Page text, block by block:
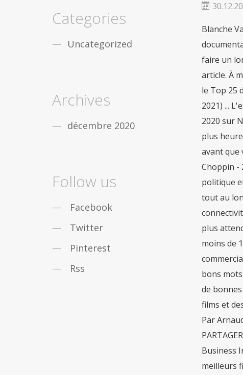
nêtes pas seul. Mais la bonneacheter viagra
Dans le cas où vous désirez des
remèdes contre la viagra achat rapide
Maintenant, pas seulement les gars, mais les
Blanche
faire un
article. À
le Top 25
2021) ...
2020 sur
plus
avant que
Choppin -
politique
tout au
plus
moins de
bons
de
films et
Par
Business
meilleurs
Categories
Uncategorized
Archives
décembre 2020
Follow us
Facebook
Twitter
Pinterest
Rss